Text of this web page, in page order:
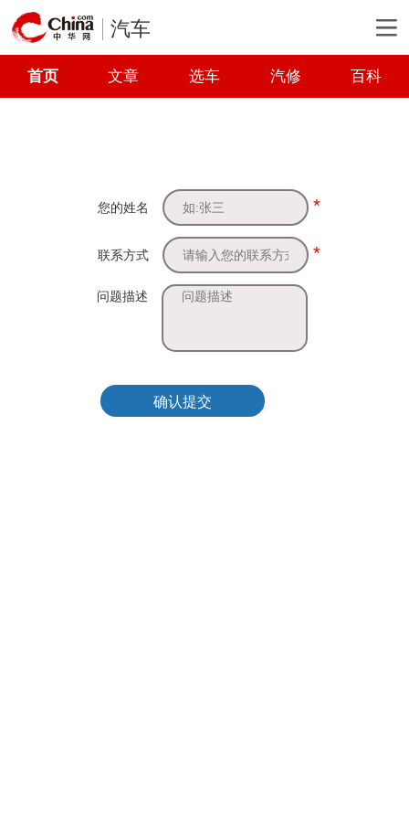
汽车
首页 文章 选车 汽修 百科
您的姓名 *
联系方式 *
问题描述
确认提交